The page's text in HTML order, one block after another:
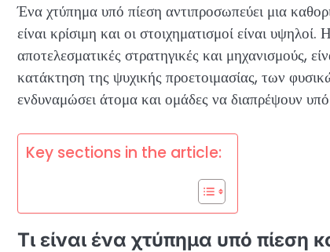
Ένα χτύπημα υπό πίεση αντιπροσωπεύει μια
είναι κρίσιμη και οι στοιχηματισμοί είναι
αποτελεσματικές στρατηγικές και μηχανισμούς,
κατάκτηση της ψυχικής προετοιμασίας, των
ενδυναμώσει άτομα και ομάδες να διαπρέψουν
Key sections in the article:
Τι είναι ένα χτύπημα υπό πίεση